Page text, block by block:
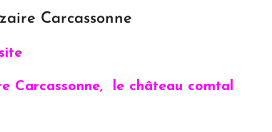
Carcassonne
Carcassonne, le château comtal